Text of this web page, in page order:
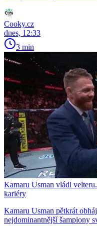
Cooky.cz
dnes, 12:33
3 min
Kamaru Usman vládl
kariéry
Kamaru Usman pětkrát
nejdominantnější šampiony